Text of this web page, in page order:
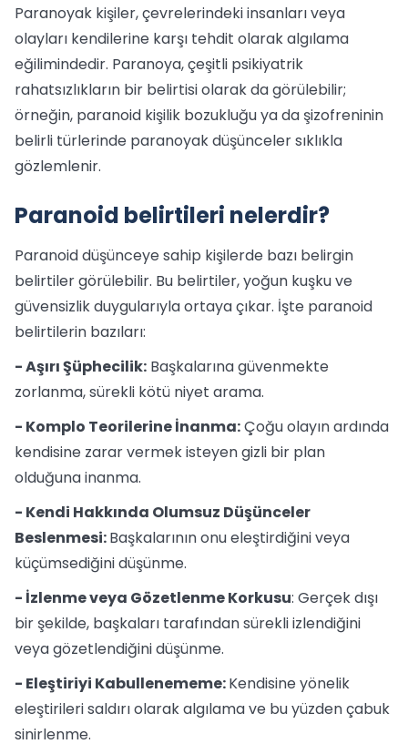
Paranoyak kişiler, çevrelerindeki insanları veya
olayları kendilerine karşı tehdit olarak algılama
eğilimindedir. Paranoya, çeşitli psikiyatrik
rahatsızlıkların bir belirtisi olarak da görülebilir;
örneğin, paranoid kişilik bozukluğu ya da şizofreninin
belirli türlerinde paranoyak düşünceler sıklıkla
gözlemlenir.
Paranoid belirtileri nelerdir?
Paranoid düşünceye sahip kişilerde bazı belirgin
belirtiler görülebilir. Bu belirtiler, yoğun kuşku ve
güvensizlik duygularıyla ortaya çıkar. İşte paranoid
belirtilerin bazıları:
- Aşırı Şüphecilik: Başkalarına güvenmekte
zorlanma, sürekli kötü niyet arama.
- Komplo Teorilerine İnanma:Çoğu olayın ardında
kendisine zarar vermek isteyen gizli bir plan
olduğuna inanma.
- Kendi Hakkında Olumsuz Düşünceler
Beslenmesi:Başkalarının onu eleştirdiğini veya
küçümsediğini düşünme.
- İzlenme veya Gözetlenme Korkusu: Gerçek dışı
bir şekilde, başkaları tarafından sürekli izlendiğini
veya gözetlendiğini düşünme.
- Eleştiriyi Kabullenememe:Kendisine yönelik
eleştirileri saldırı olarak algılama ve bu yüzden çabuk
sinirlenme.